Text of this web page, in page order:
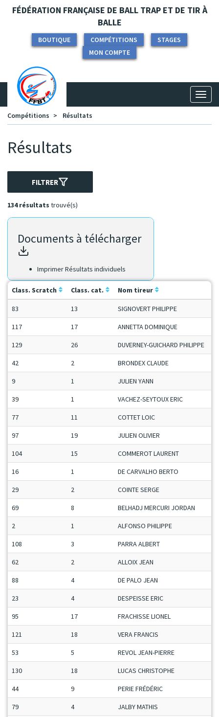
Panneau de gestion des cookies
FÉDÉRATION FRANÇAISE DE BALL TRAP ET DE TIR À
BALLE
BOUTIQUE COMPÉTITIONS
STAGES
MON COMPTE
Compétitions
Résultats
Résultats
FILTRER
134 résultats trouvé(s)
Documents à télécharger
Imprimer Résultats individuels
Class. Scratch Class. cat. Nom tireur
83 13 SIGNOVERT PHILIPPE
117 17 ANNETTA DOMINIQUE
129 26 DUVERNEY-GUICHARD PHILIPPE
42 2 BRONDEX CLAUDE
9 1 JULIEN YANN
39 1 VACHEZ-SEYTOUX ERIC
77 11 COTTET LOIC
97 19 JULIEN OLIVIER
104 15 COMMEROT LAURENT
16 1 DE CARVALHO BERTO
29 2 COINTE SERGE
69 8 BELHADJ MERCURI JORDAN
2 1 ALFONSO PHILIPPE
108 3 PARRA ALBERT
62 2 ALLOIX JEAN
88 4 DE PALO JEAN
23 4 DESPEISSE ERIC
95 17 FRACHISSE LIONEL
121 18 VERA FRANCIS
53 5 REVOL JEAN-PIERRE
130 18 LUCAS CHRISTOPHE
44 9 PERIE FRÉDÉRIC
79 4 JALBY MATHIS